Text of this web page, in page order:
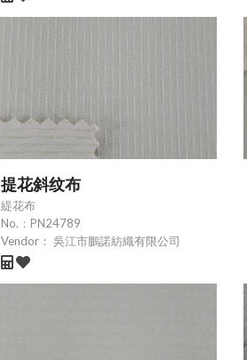
提花斜纹布
緹花布
No.： PN24789
Vendor： 吳江市鵬諾紡織有限公司